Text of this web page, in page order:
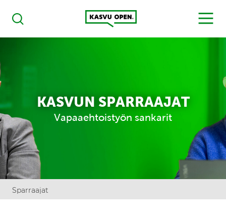
Haku
Kasvu Open
MENU
KASVUN SPARRAAJAT
Vapaaehtoistyön sankarit
Sparraajat